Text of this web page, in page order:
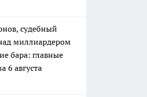
судебный
миллиардером
бара: главные
6 августа